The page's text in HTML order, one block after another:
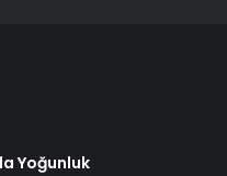
Yoğunluk